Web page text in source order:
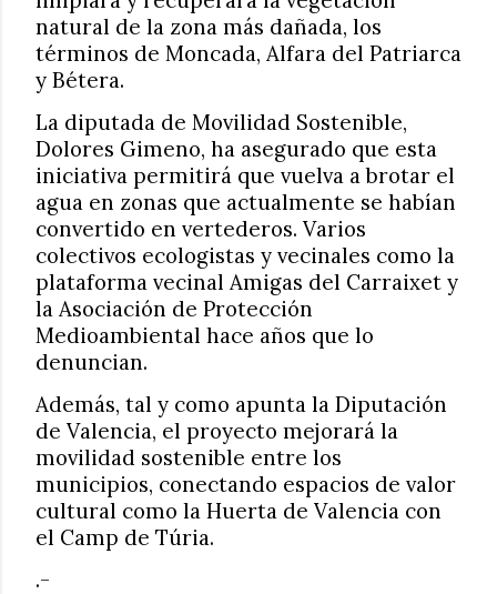
natural de la zona más dañada, los
términos de Moncada, Alfara del Patriarca
y Bétera.
La diputada de Movilidad Sostenible,
Dolores Gimeno, ha asegurado que esta
iniciativa permitirá que vuelva a brotar el
agua en zonas que actualmente se habían
convertido en vertederos. Varios
colectivos ecologistas y vecinales como la
plataforma vecinal Amigas del Carraixet y
la Asociación de Protección
Medioambiental hace años que lo
denuncian.
Además, tal y como apunta la Diputación
de Valencia, el proyecto mejorará la
movilidad sostenible entre los
municipios, conectando espacios de valor
cultural como la Huerta de Valencia con
el Camp de Túria.
.-